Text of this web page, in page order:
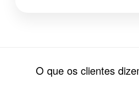
O que os clientes